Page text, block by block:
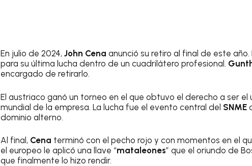
En julio de 2024, John Cena anunció su retiro al final de este
para su última lucha dentro de un cuadrilátero profesional.
encargado de retirarlo.
El austriaco ganó un torneo en el que obtuvo el derecho a ser
mundial de la empresa. La lucha fue el evento central del SNME
dominio alterno.
Al final, Cena terminó con el pecho rojo y con momentos en el
el europeo le aplicó una llave “mataleones” que el oriundo de
que finalmente lo hizo rendir.